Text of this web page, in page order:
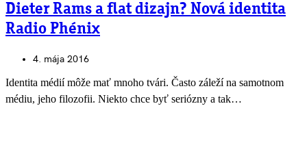
Dieter Rams a flat dizajn? Nová identita
Radio Phénix
4. mája 2016
Identita médií môže mať mnoho tvári. Často záleží na samotnom
médiu, jeho filozofii. Niekto chce byť seriózny a tak…